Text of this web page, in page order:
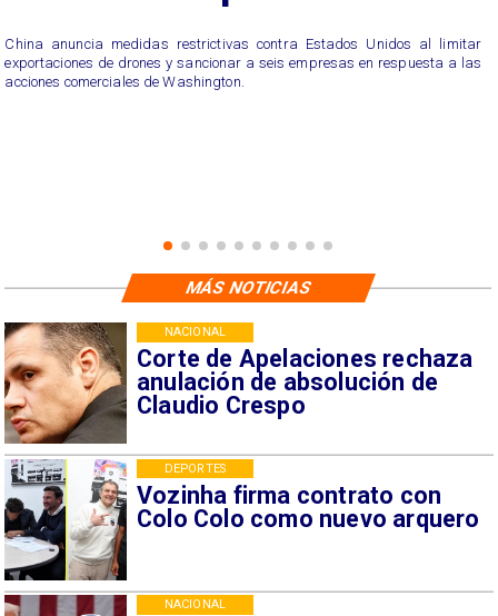
China anuncia medidas restrictivas contra Estados Unidos al limitar
exportaciones de drones y sancionar a seis empresas en respuesta a las
acciones comerciales de Washington.
Corte de Apelaciones rechaza
anulación de absolución de
Claudio Crespo
NACIONAL
Vozinha firma contrato con
Colo Colo como nuevo arquero
DEPORTES
NACIONAL
MÁS NOTICIAS